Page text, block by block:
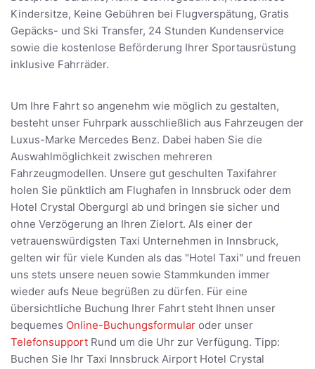
Kindersitze, Keine Gebühren bei Flugverspätung, Gratis
Gepäcks- und Ski Transfer, 24 Stunden Kundenservice
sowie die kostenlose Beförderung Ihrer Sportausrüstung
inklusive Fahrräder.
Um Ihre Fahrt so angenehm wie möglich zu gestalten,
besteht unser Fuhrpark ausschließlich aus Fahrzeugen der
Luxus-Marke Mercedes Benz. Dabei haben Sie die
Auswahlmöglichkeit zwischen mehreren
Fahrzeugmodellen. Unsere gut geschulten Taxifahrer
holen Sie pünktlich am Flughafen in Innsbruck oder dem
Hotel Crystal Obergurgl ab und bringen sie sicher und
ohne Verzögerung an Ihren Zielort. Als einer der
vetrauenswürdigsten Taxi Unternehmen in Innsbruck,
gelten wir für viele Kunden als das "Hotel Taxi" und freuen
uns stets unsere neuen sowie Stammkunden immer
wieder aufs Neue begrüßen zu dürfen. Für eine
übersichtliche Buchung Ihrer Fahrt steht Ihnen unser
bequemes Online-Buchungsformular oder unser
Telefonsupport Rund um die Uhr zur Verfügung. Tipp:
Buchen Sie Ihr Taxi Innsbruck Airport Hotel Crystal